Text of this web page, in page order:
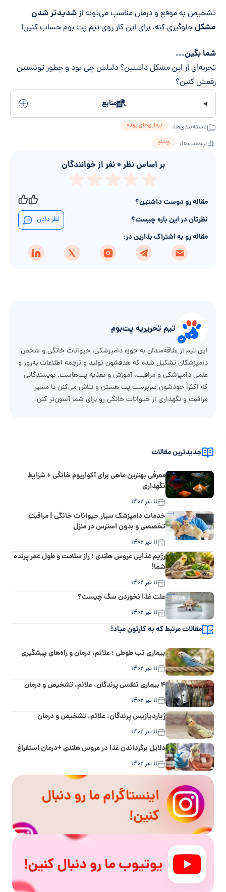
تشخیص به موقع و درمان مناسب می‌تونه ازشدیدتر شدن
مشکلجلوگیری کنه. برای این کار روی تیم پت بوم حساب کنین!
شما بگین...
تجربه‌ای از این مشکل داشتین؟ دلیلش چی بود و چطور تونستین
رفعش کنین؟
منابع
دسته‌بندی‌ها: بیماری‌های پرنده
برچسب‌ها: ویدئو
بر اساس نظر ۰ نفر از خوانندگان
مقاله رو دوست داشتین؟
نظرتان در این باره چیست؟
نظر دادن
مقاله رو به اشتراک بذارین در:
تیم تحریریه پت‌بوم
این تیم از علاقه‌مندان به حوزه دامپزشکی، حیوانات خانگی و شخص
دامپزشکان تشکیل شده که هدفشون تولید و ترجمه اطلاعات به‌روز و
علمی دامپزشکی و مراقبت، آموزش و تغذیه پت‌هاست. نویسندگانی
که اکثراً خودشون سرپرست پت هستن و تلاش می‌کنن تا مسیر
مراقبت و نگهداری از حیوانات خانگی رو برای شما آسون‌تر کنن.
جدیدترین مقالات
معرفی بهترین ماهی برای آکواریوم خانگی + شرایط
نگهداری
۱۱ تیر ۱۴۰۲
خدمات دامپزشک سیار حیوانات خانگی | مراقبت
تخصصی و بدون استرس در منزل
۱۱ تیر ۱۴۰۲
رژیم غذایی عروس هلندی ؛ راز سلامت و طول عمر پرنده
شما!
۱۱ تیر ۱۴۰۲
علت غذا نخوردن سگ چیست؟
۱۱ تیر ۱۴۰۲
مقالات مرتبط که به کارتون میاد!
بیماری تب طوطی ؛ علائم، درمان و راه‌های پیشگیری
۱۱ تیر ۱۴۰۲
۴ بیماری تنفسی پرندگان، علائم، تشخیص و درمان
۱۱ تیر ۱۴۰۲
ژیاردیازیس پرندگان، علائم، تشخیص و درمان
۱۱ تیر ۱۴۰۲
دلایل برگرداندن غذا در عروس هلندی +درمان استفراغ
۱۱ تیر ۱۴۰۲